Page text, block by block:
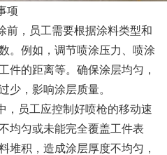
项
前，员工需要根据涂料类型和
。例如，调节喷涂压力、喷涂
件的距离等。确保涂层均匀，
少，影响涂层质量。
，员工应控制好喷枪的移动速
均匀或未能完全覆盖工件表
堆积，造成涂层厚度不均匀，